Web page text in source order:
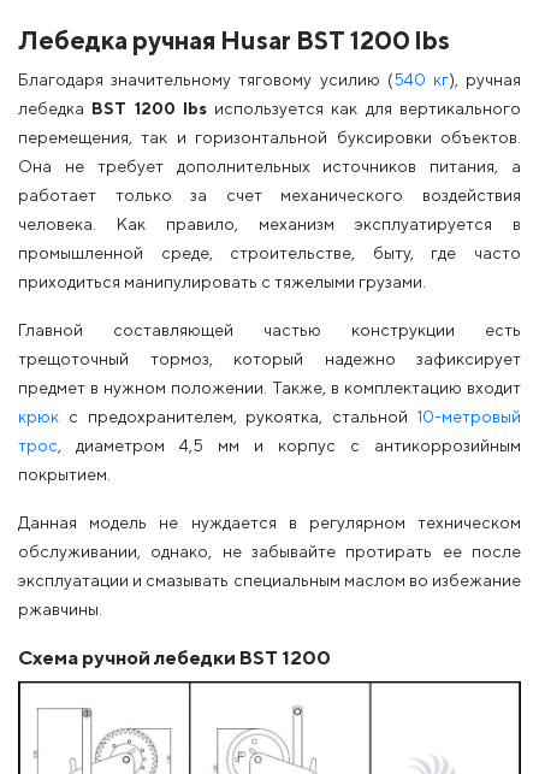
Лебедка ручная Husar BST 1200 lbs
Благодаря значительному тяговому усилию (540 кг), ручная
лебедка BST 1200 lbsиспользуется как для вертикального
перемещения, так и горизонтальной буксировки объектов.
Она не требует дополнительных источников питания, а
работает только за счет механического воздействия
человека. Как правило, механизм эксплуатируется в
промышленной среде, строительстве, быту, где часто
приходиться манипулировать с тяжелыми грузами.
Главной составляющей частью конструкции есть
трещоточный тормоз, который надежно зафиксирует
предмет в нужном положении. Также, в комплектацию входит
крюк с предохранителем, рукоятка, стальной 10-метровый
трос , диаметром 4,5 мм и корпус с антикоррозийным
покрытием.
Данная модель не нуждается в регулярном техническом
обслуживании, однако, не забывайте протирать ее после
эксплуатации и смазывать специальным маслом во избежание
ржавчины.
Схема ручной лебедки BST 1200